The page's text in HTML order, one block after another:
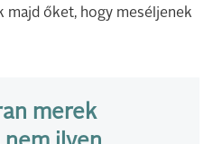
majd őket, hogy meséljenek
merek